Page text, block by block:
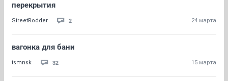
перекрытия
StreetRodder 2 24 марта
вагонка для бани
tsmnsk 32 15 марта